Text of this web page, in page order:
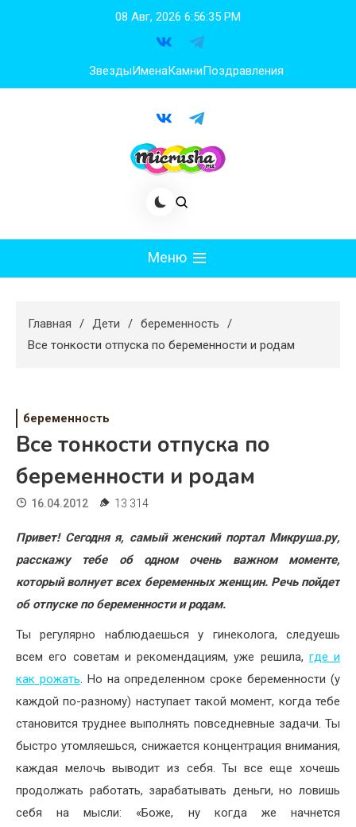
08 Авг, 2026 6:56:36 PM
ЗвездыИменаКамниПоздравления
Меню
Худеем
Свадьба
Дом
Жизнь
Хобби
Красота
Недвижимость
Главная Дети
беременность
Все тонкости отпуска по беременности и родам
беременность
Все тонкости отпуска по
беременности и родам
16.04.2012 13 314
Привет! Сегодня я, самый женский портал Микруша.ру,
расскажу тебе об одном очень важном моменте,
который волнует всех беременных женщин. Речь пойдет
об отпуске по беременности и родам.
Ты регулярно наблюдаешься у гинеколога, следуешь
всем его советам и рекомендациям, уже решила, где и
как рожать. Но на определенном сроке беременности (у
каждой по-разному) наступает такой момент, когда тебе
становится труднее выполнять повседневные задачи. Ты
быстро утомляешься, снижается концентрация внимания,
каждая мелочь выводит из себя. Ты все еще хочешь
продолжать работать, зарабатывать деньги, но ловишь
себя на мысли: «Боже, ну когда же начнется